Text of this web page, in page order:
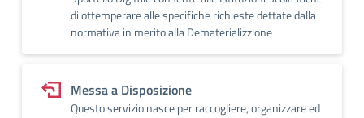
di ottemperare alle specifiche richieste dettate dalla
normativa in merito alla Dematerializzione
Messa a Disposizione
Questo servizio nasce per raccogliere, organizzare ed